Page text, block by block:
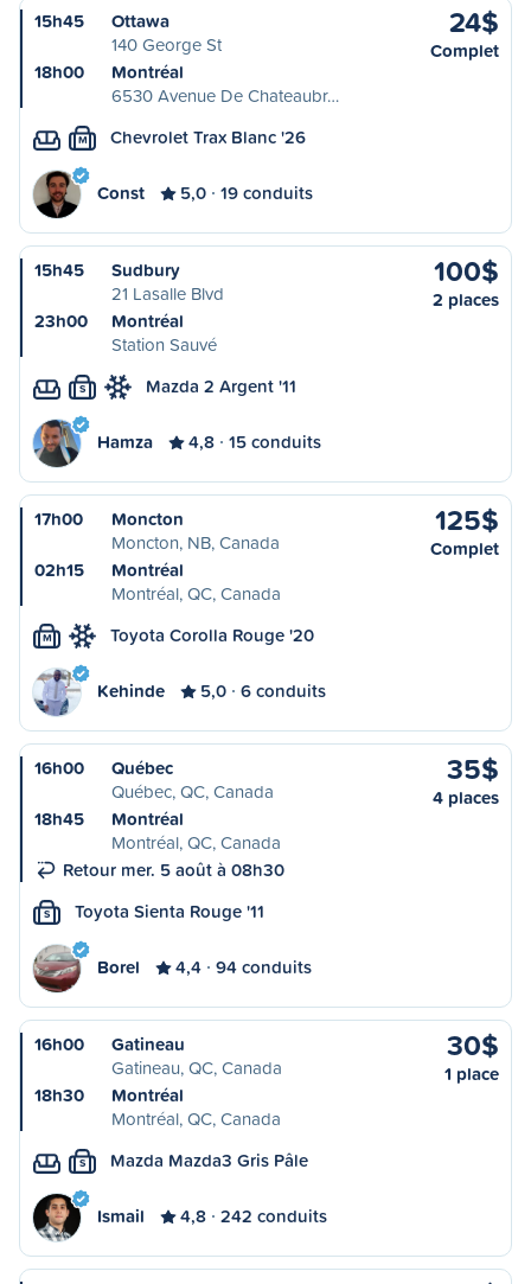
15h45
Ottawa
140 George St
18h00
Montréal
6530 Avenue De Chateaubr…
24$
Complet
M Chevrolet Trax Blanc '26
Const 5,0 19 conduits
15h45
Sudbury
21 Lasalle Blvd
23h00
Montréal
Station Sauvé
100$
2 places
S Mazda 2 Argent '11
Hamza 4,8 15 conduits
17h00
Moncton
Moncton, NB, Canada
02h15
Montréal
Montréal, QC, Canada
125$
Complet
M Toyota Corolla Rouge '20
Kehinde 5,0 6 conduits
16h00
Québec
Québec, QC, Canada
18h45
Montréal
Montréal, QC, Canada
Retour mer. 5 août à 08h30
35$
4 places
S Toyota Sienta Rouge '11
Borel 4,4 94 conduits
16h00
Gatineau
Gatineau, QC, Canada
18h30
Montréal
Montréal, QC, Canada
30$
1 place
S Mazda Mazda3 Gris Pâle
Ismail 4,8 242 conduits